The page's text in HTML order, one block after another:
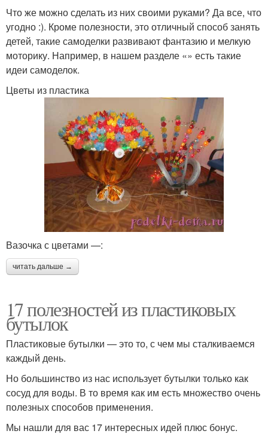
Что же можно сделать из них своими руками? Да все, что
угодно :). Кроме полезности, это отличный способ занять
детей, такие самоделки развивают фантазию и мелкую
моторику. Например, в нашем разделе «» есть такие
идеи самоделок.
Цветы из пластика
Вазочка с цветами —:
читать дальше →
17 полезностей из пластиковых
бутылок
Пластиковые бутылки — это то, с чем мы сталкиваемся
каждый день.
Но большинство из нас использует бутылки только как
сосуд для воды. В то время как им есть множество очень
полезных способов применения.
Мы нашли для вас 17 интересных идей плюс бонус.